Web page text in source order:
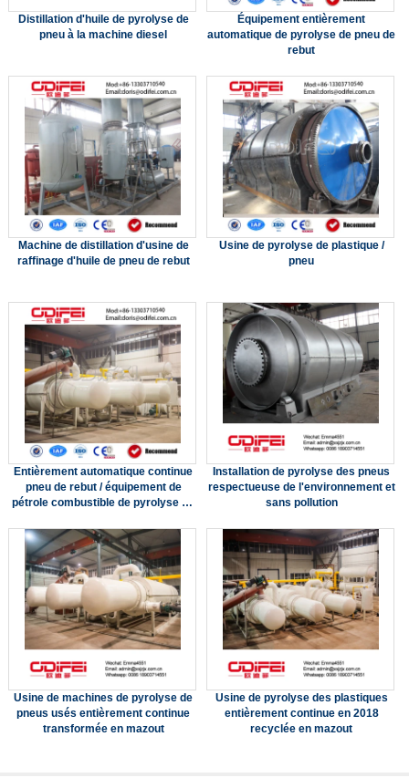
Distillation d'huile de pyrolyse de
pneu à la machine diesel
Équipement entièrement
automatique de pyrolyse de pneu de
rebut
Machine de distillation d'usine de
raffinage d'huile de pneu de rebut
Usine de pyrolyse de plastique /
pneu
Entièrement automatique continue
pneu de rebut / équipement de
pétrole combustible de pyrolyse en
Installation de pyrolyse des pneus
respectueuse de l'environnement et
sans pollution
Usine de machines de pyrolyse de
pneus usés entièrement continue
transformée en mazout
Usine de pyrolyse des plastiques
entièrement continue en 2018
recyclée en mazout